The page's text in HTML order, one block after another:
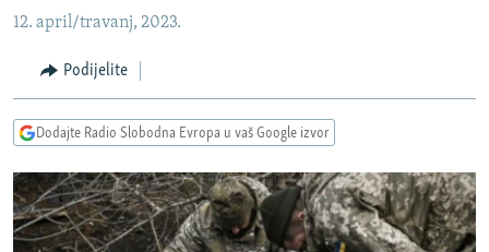
navigaciju
Pređite
pretragu
CRNA GORA
VIZUELNO
FOTOGALERIJE
INFOGRAFIKE
PODCASTI
RAT U UKRAJINI
KINA NA BALKANU
RSE PRIČE IZ SVIJETA
12. april/travanj, 2023.
Podijelite
Dodajte Radio Slobodna Evropa u vaš Google izvor